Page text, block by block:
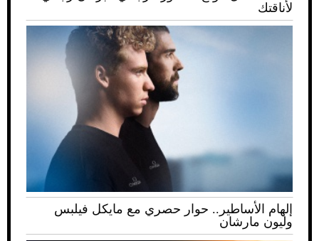
لأناقتك
إلهام الأساطير.. حوار حصري مع مايكل فيلبس
وليون مارشان